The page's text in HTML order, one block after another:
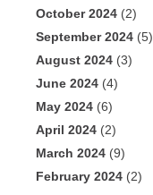
October 2024 (2)
September 2024 (5)
August 2024 (3)
June 2024 (4)
May 2024 (6)
April 2024 (2)
March 2024 (9)
February 2024 (2)